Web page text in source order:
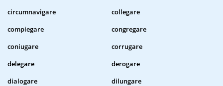
circumnavigare
collegare
compiegare
congregare
coniugare
corrugare
delegare
derogare
dialogare
dilungare